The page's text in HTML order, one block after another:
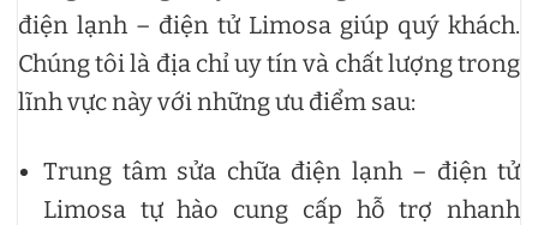
điện lạnh – điện tử Limosa giúp quý khách.
Chúng tôi là địa chỉ uy tín và chất lượng trong
lĩnh vực này với những ưu điểm sau:
Trung tâm sửa chữa điện lạnh – điện tử
Limosa tự hào cung cấp hỗ trợ nhanh